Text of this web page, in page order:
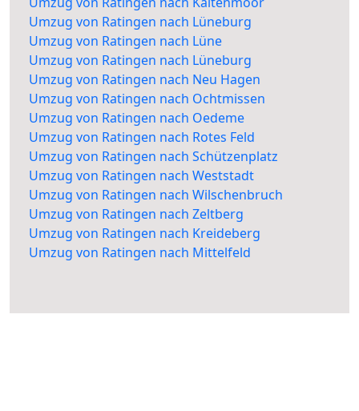
Umzug von Ratingen nach Lüneburg
Umzug von Ratingen nach Lüne
Umzug von Ratingen nach Lüneburg
Umzug von Ratingen nach Neu Hagen
Umzug von Ratingen nach Ochtmissen
Umzug von Ratingen nach Oedeme
Umzug von Ratingen nach Rotes Feld
Umzug von Ratingen nach Schützenplatz
Umzug von Ratingen nach Weststadt
Umzug von Ratingen nach Wilschenbruch
Umzug von Ratingen nach Zeltberg
Umzug von Ratingen nach Kreideberg
Umzug von Ratingen nach Mittelfeld